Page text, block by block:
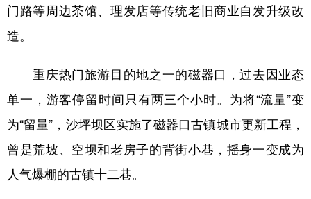
门路等周边茶馆、理发店等传统老旧商业自发升级改
造。
重庆热门旅游目的地之一的磁器口，过去因业态
单一，游客停留时间只有两三个小时。为将“流量”变
为“留量”，沙坪坝区实施了磁器口古镇城市更新工程，
曾是荒坡、空坝和老房子的背街小巷，摇身一变成为
人气爆棚的古镇十二巷。